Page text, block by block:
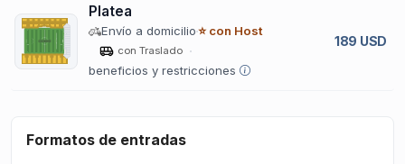
Platea
Envío a domicilio⭐ con Host
con Traslado
beneficios y restricciones
189 USD
Formatos de entradas